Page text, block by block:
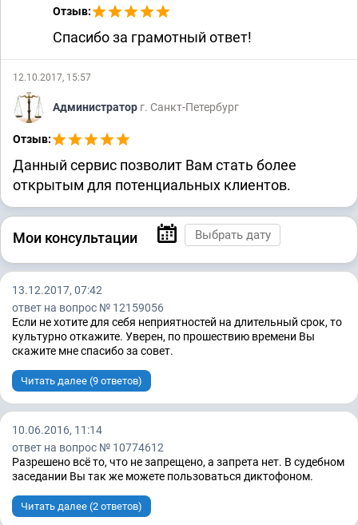
Отзыв:
Спасибо за грамотный ответ!
12.10.2017, 15:57
Администратор г. Санкт-Петербург
Отзыв:
Данный сервис позволит Вам стать более
открытым для потенциальных клиентов.
Мои консультации
13.12.2017, 07:42
ответ на вопрос № 12159056
Если не хотите для себя неприятностей на длительный срок, то
культурно откажите. Уверен, по прошествию времени Вы
скажите мне спасибо за совет.
Читать далее (9 ответов)
10.06.2016, 11:14
ответ на вопрос № 10774612
Разрешено всё то, что не запрещено, а запрета нет. В судебном
заседании Вы так же можете пользоваться диктофоном.
Читать далее (2 ответов)